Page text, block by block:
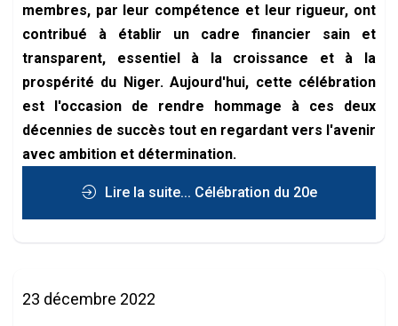
membres, par leur compétence et leur rigueur, ont
contribué à établir un cadre financier sain et
transparent, essentiel à la croissance et à la
prospérité du Niger. Aujourd'hui, cette célébration
est l'occasion de rendre hommage à ces deux
décennies de succès tout en regardant vers l'avenir
avec ambition et détermination.
Lire la suite... Célébration du 20e
anniversaire de l’ONECCA Niger : un bilan
de deux décennies marquées par des...
23 décembre 2022